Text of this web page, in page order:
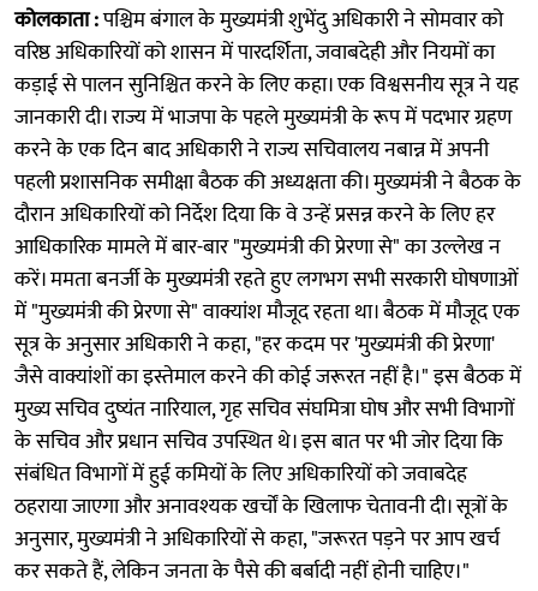
कोलकाता :पश्चिम बंगाल के मुख्यमंत्री शुभेंदु अधिकारी ने सोमवार को
वरिष्ठ अधिकारियों को शासन में पारदर्शिता, जवाबदेही और नियमों का
कड़ाई से पालन सुनिश्चित करने के लिए कहा। एक विश्वसनीय सूत्र ने यह
जानकारी दी। राज्य में भाजपा के पहले मुख्यमंत्री के रूप में पदभार ग्रहण
करने के एक दिन बाद अधिकारी ने राज्य सचिवालय नबान्न में अपनी
पहली प्रशासनिक समीक्षा बैठक की अध्यक्षता की। मुख्यमंत्री ने बैठक के
दौरान अधिकारियों को निर्देश दिया कि वे उन्हें प्रसन्न करने के लिए हर
आधिकारिक मामले में बार-बार "मुख्यमंत्री की प्रेरणा से" का उल्लेख न
करें। ममता बनर्जी के मुख्यमंत्री रहते हुए लगभग सभी सरकारी घोषणाओं
में "मुख्यमंत्री की प्रेरणा से" वाक्यांश मौजूद रहता था। बैठक में मौजूद एक
सूत्र के अनुसार अधिकारी ने कहा, "हर कदम पर 'मुख्यमंत्री की प्रेरणा'
जैसे वाक्यांशों का इस्तेमाल करने की कोई जरूरत नहीं है।" इस बैठक में
मुख्य सचिव दुष्यंत नारियाल, गृह सचिव संघमित्रा घोष और सभी विभागों
के सचिव और प्रधान सचिव उपस्थित थे। इस बात पर भी जोर दिया कि
संबंधित विभागों में हुई कमियों के लिए अधिकारियों को जवाबदेह
ठहराया जाएगा और अनावश्यक खर्चों के खिलाफ चेतावनी दी। सूत्रों के
अनुसार, मुख्यमंत्री ने अधिकारियों से कहा, "जरूरत पड़ने पर आप खर्च
कर सकते हैं, लेकिन जनता के पैसे की बर्बादी नहीं होनी चाहिए।"